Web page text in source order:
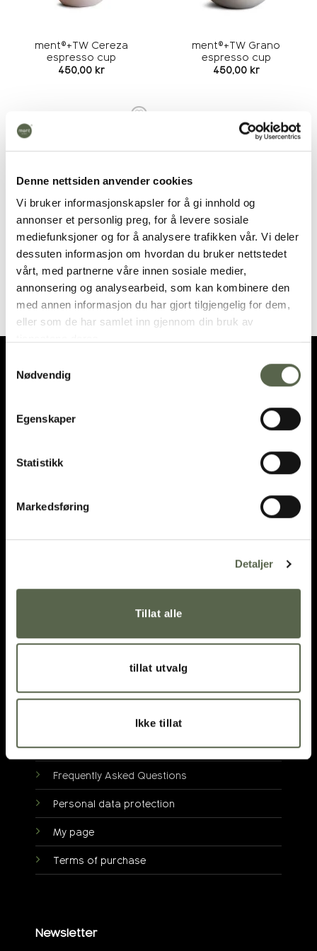
Denne nettsiden anvender cookies
Vi bruker informasjonskapsler for å gi innhold og
annonser et personlig preg, for å levere sosiale
mediefunksjoner og for å analysere trafikken vår. Vi deler
dessuten informasjon om hvordan du bruker nettstedet
vårt, med partnerne våre innen sosiale medier,
annonsering og analysearbeid, som kan kombinere den
med annen informasjon du har gjort tilgjengelig for dem,
eller som de har samlet inn gjennom din bruk av
Nødvendig
Egenskaper
Statistikk
Markedsføring
Detaljer
Tillat alle
tillat utvalg
Ikke tillat
ment®+TW Cereza
espresso cup
450,00 kr
ment®+TW Grano
espresso cup
450,00 kr
ment®+TW Pergamino
coffee mug
790,00 kr
Customer service
Visit us
Frequently Asked Questions
Personal data protection
My page
Terms of purchase
Newsletter